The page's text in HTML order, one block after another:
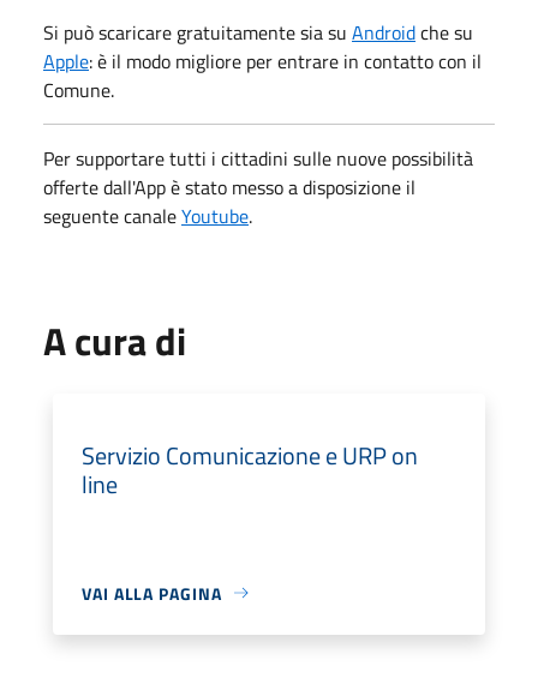
Si può scaricare gratuitamente sia su Androidche su
Apple: è il modo migliore per entrare in contatto con il
Comune.
Per supportare tutti i cittadini sulle nuove possibilità
offerte dall'App è stato messo a disposizione il
seguente canaleYoutube.
A cura di
Servizio Comunicazione e URP on
line
VAI ALLA PAGINA